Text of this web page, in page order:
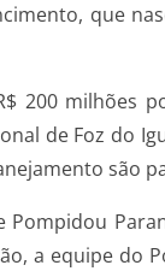
que
200 milhões
de Foz do
são
Pompidou
a equipe do